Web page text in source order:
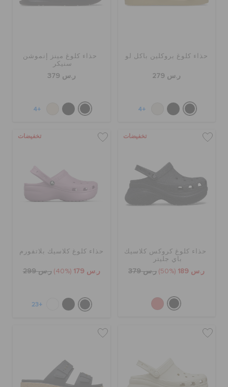
حذاء كلوغ بروكلين باكل لو
ر.س 279
+4
حذاء كلوغ مينز إنموشن
سنيكر
ر.س 379
+4
تخفيضات
حذاء كلوغ كروكس كلاسيك
باي جليتر
ر.س 189 (50%) ر.س 379
تخفيضات
حذاء كلوغ كلاسيك بلاتفورم
ر.س 179 (40%) ر.س 299
+23